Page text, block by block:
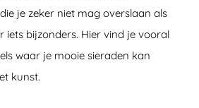
je zeker niet mag overslaan als
iets bijzonders. Hier vind je vooral
waar je mooie sieraden kan
kunst.